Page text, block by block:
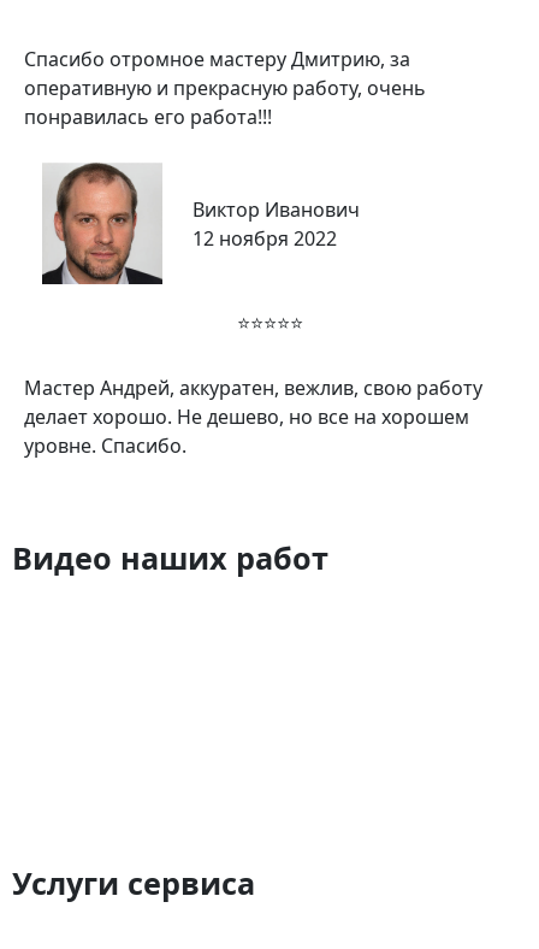
Спасибо отромное мастеру Дмитрию, за
оперативную и прекрасную работу, очень
понравилась его работа!!!
Виктор Иванович
12 ноября 2022
⭐⭐⭐⭐⭐
Мастер Андрей, аккуратен, вежлив, свою работу
делает хорошо. Не дешево, но все на хорошем
уровне. Спасибо.
Видео наших работ
Услуги сервиса